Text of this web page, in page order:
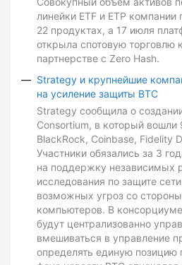
линейки ETF и ETP
22 продуктах, а 17 июля
открыла спотовую торговлю
партнерстве с Zero Hash.
Strategy и крупнейшие
на усиление защиты BTC
Strategy сообщила о
Consortium, в который
BlackRock, Coinbase, Fidelity
Участники обязались за 3
на поддержку независимых
исследования по защите
возможных угроз со
компьютеров. В
будут централизованно
вмешиваться в управление
определять единую позицию